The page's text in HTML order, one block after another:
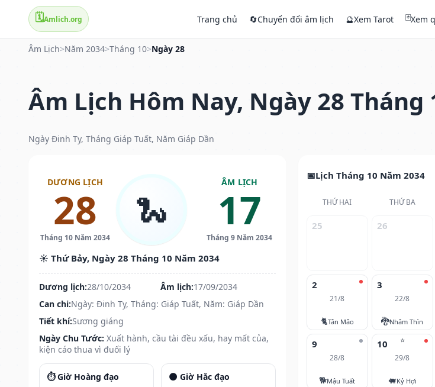
🗓️Amlich.org Trang chủ 🔄Chuyển đổi âm lịch 🔮Xem Tarot 🃏Xem
Âm Lịch>Năm 2034>Tháng 10>Ngày 28
Âm Lịch Hôm Nay, Ngày 28 Tháng
Ngày Đinh Tỵ, Tháng Giáp Tuất, Năm Giáp Dần
DƯƠNG LỊCH
28
Tháng 10 Năm 2034
🐍
ÂM LỊCH
17
Tháng 9 Năm 2034
☀️ Thứ Bảy, Ngày 28 Tháng 10 Năm 2034
Dương lịch:28/10/2034 Âm lịch:17/09/2034
Can chi:Ngày: Đinh Tỵ, Tháng: Giáp Tuất, Năm: Giáp Dần
Tiết khí:Sương giáng
Ngày Chu Tước: Xuất hành, cầu tài đều xấu, hay mất của,
kiện cáo thua vì đuối lý
⏱️ Giờ Hoàng đạo 🌑 Giờ Hắc đạo
Lịch Tháng 10 Năm 2034
THỨ HAI THỨ BA
25 26
2
21/8
🐈Tân Mão
3
22/8
🐉Nhâm Thìn
9
28/8
🐕Mậu Tuất
⭐
10
29/8
🐖Kỷ Hợi